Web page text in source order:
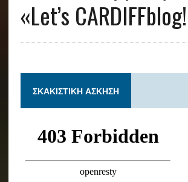
«Let’s
ΣΚΑΚΙΣΤΙΚΉ ΆΣΚΗΣΗ